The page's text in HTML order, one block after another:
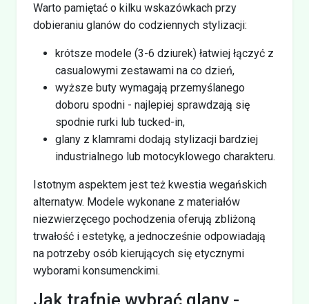
Warto pamiętać o kilku wskazówkach przy
dobieraniu glanów do codziennych stylizacji:
krótsze modele (3-6 dziurek) łatwiej łączyć z
casualowymi zestawami na co dzień,
wyższe buty wymagają przemyślanego
doboru spodni - najlepiej sprawdzają się
spodnie rurki lub tucked-in,
glany z klamrami dodają stylizacji bardziej
industrialnego lub motocyklowego charakteru.
Istotnym aspektem jest też kwestia wegańskich
alternatyw. Modele wykonane z materiałów
niezwierzęcego pochodzenia oferują zbliżoną
trwałość i estetykę, a jednocześnie odpowiadają
na potrzeby osób kierujących się etycznymi
wyborami konsumenckimi.